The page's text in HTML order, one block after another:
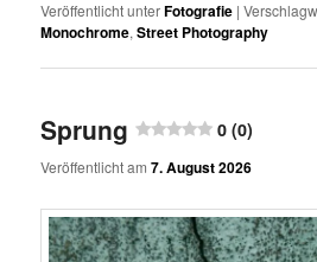
Veröffentlicht unterFotografie |
Monochrome,Street Photography
Sprung 0 (0)
Veröffentlicht am7. August 2026